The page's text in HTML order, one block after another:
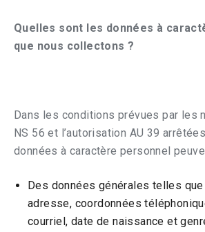
Quelles sont les données à
que nous collectons ?
Dans les conditions prévues par les
NS 56 et l’autorisation AU 39
données à caractère personnel
Des données générales telles
adresse, coordonnées
courriel, date de naissance et